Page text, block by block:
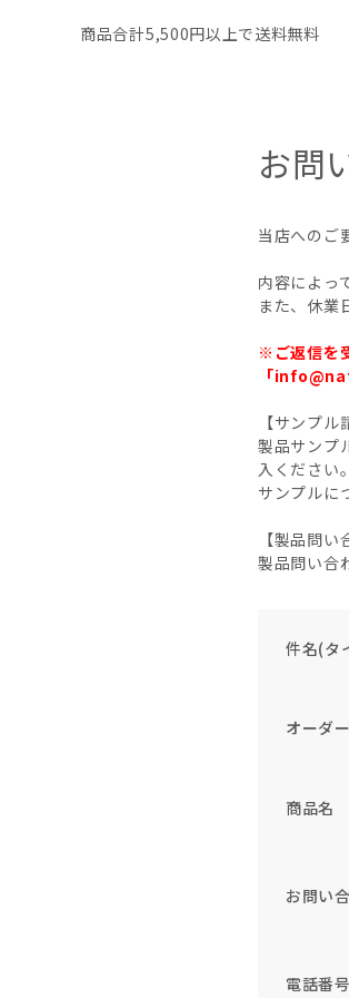
商品合計5,500円以上で送料無料
お問
当店へのご
内容によっ
また、休業
※ご返信を
「
【サンプル
製品サンプ
入ください。
サンプルに
【製品問い
製品問い合
件名(タ
オーダ
商品名
お問い
電話番号